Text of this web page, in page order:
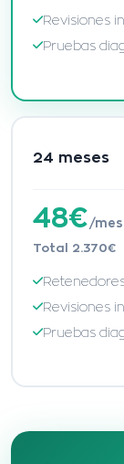
Revisiones
Pruebas
24 meses
48€ /mes
Total 2.370€
Revisiones
Pruebas